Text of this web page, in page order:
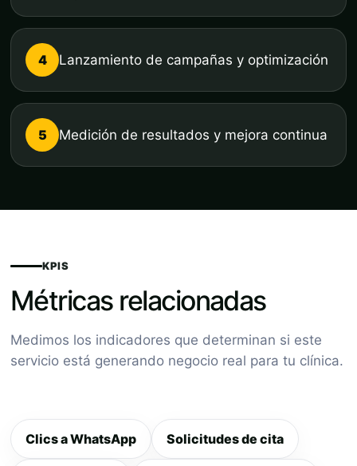
4 Lanzamiento de campañas y optimización
5 Medición de resultados y mejora continua
KPIS
Métricas relacionadas
Medimos los indicadores que determinan si este
servicio está generando negocio real para tu clínica.
Clics a WhatsApp Solicitudes de cita